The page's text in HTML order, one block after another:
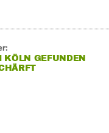
KÖLN GEFUNDEN